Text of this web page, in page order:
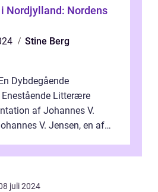
Nordjylland: Nordens
Stine Berg
Dybdegående
Litterære
af Johannes V.
V. Jensen, en af
juli 2024